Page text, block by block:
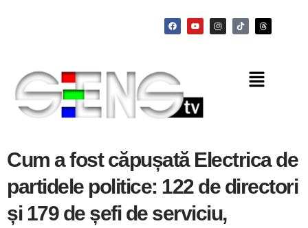
Cum a fost căpușată Electrica de
partidele politice: 122 de directori
și 179 de șefi de serviciu,